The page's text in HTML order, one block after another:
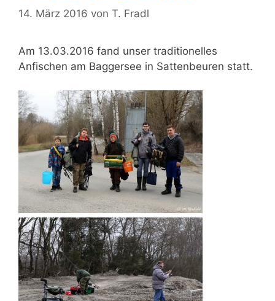
14. März 2016 von T. Fradl
Am 13.03.2016 fand unser traditionelles
Anfischen am Baggersee in Sattenbeuren statt.